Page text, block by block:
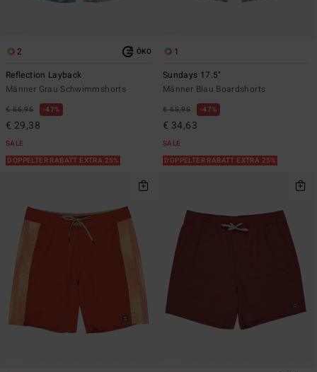
2 ÖKO
Reflection Layback
Männer Grau Schwimmshorts
€ 55,95 47%
€ 29,38
SALE
DOPPELTER RABATT EXTRA 25%
1
Sundays 17.5"
Männer Blau Boardshorts
€ 65,95 47%
€ 34,63
SALE
DOPPELTER RABATT EXTRA 25%